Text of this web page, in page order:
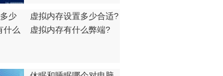
虚拟内存设置多少合适?
虚拟内存有什么弊端?